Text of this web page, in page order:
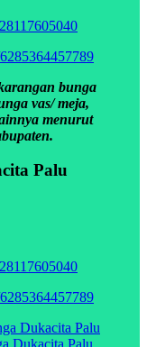
bunga
vas/ meja,
menurut
Palu